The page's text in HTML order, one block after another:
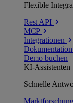
Flexible
Rest API
MCP
Integrationen
Dokumentation
Demo buchen
KI-Assistenten
Schnelle
Marktforschung